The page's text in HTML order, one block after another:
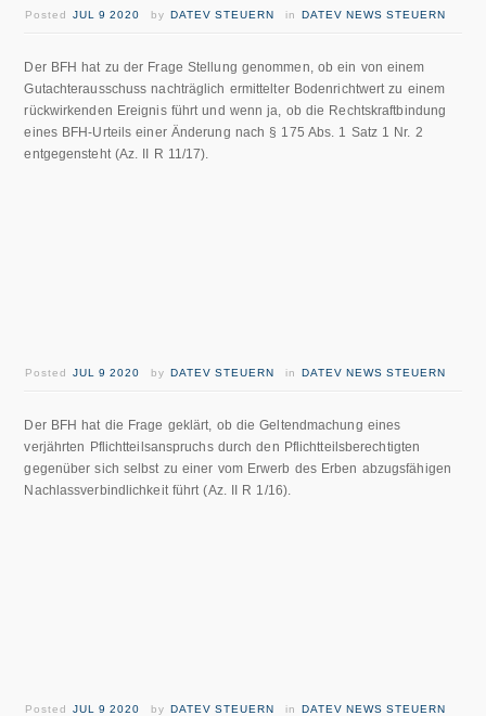
PostedJUL 9 2020 byDATEV STEUERN inDATEV NEWS STEUERN
Der BFH hat zu der Frage Stellung genommen, ob ein von einem
Gutachterausschuss nachträglich ermittelter Bodenrichtwert zu einem
rückwirkenden Ereignis führt und wenn ja, ob die Rechtskraftbindung
eines BFH-Urteils einer Änderung nach § 175 Abs. 1 Satz 1 Nr. 2
entgegensteht (Az. II R 11/17).
PostedJUL 9 2020 byDATEV STEUERN inDATEV NEWS STEUERN
Der BFH hat die Frage geklärt, ob die Geltendmachung eines
verjährten Pflichtteilsanspruchs durch den Pflichtteilsberechtigten
gegenüber sich selbst zu einer vom Erwerb des Erben abzugsfähigen
Nachlassverbindlichkeit führt (Az. II R 1/16).
PostedJUL 9 2020 byDATEV STEUERN inDATEV NEWS STEUERN